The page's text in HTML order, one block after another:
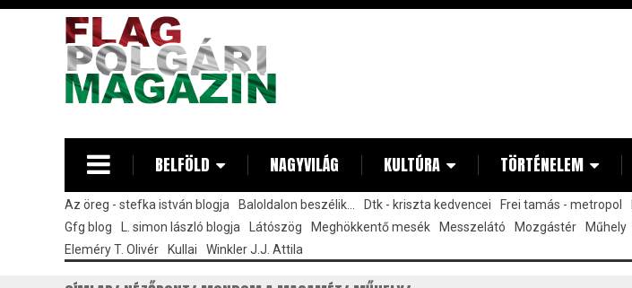
BELFÖLD NAGYVILÁG KULTÚRA TÖRTÉNELEM
Az öreg - stefka istván blogja Baloldalon beszélik... Dtk - kriszta kedvencei Frei tamás - metropol
Gfg blog
L. simon lászló blogja Látószög Meghökkentő mesék Messzelátó Mozgástér Műhely
Eleméry T. Olivér
Kullai Winkler J.J. Attila